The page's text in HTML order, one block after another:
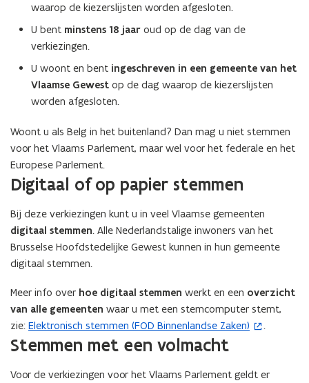
waarop de kiezerslijsten worden afgesloten.
U bent minstens 18 jaar oud op de dag van de
verkiezingen.
U woont en bent ingeschreven in een gemeente van het
Vlaamse Gewest op de dag waarop de kiezerslijsten
worden afgesloten.
Woont u als Belg in het buitenland? Dan mag u niet stemmen
voor het Vlaams Parlement, maar wel voor het federale en het
Europese Parlement.​​​​​​
Digitaal of op papier stemmen
Bij deze verkiezingen kunt u in veel Vlaamse gemeenten
digitaal stemmen. Alle Nederlandstalige inwoners van het
Brusselse Hoofdstedelijke Gewest kunnen in hun gemeente
digitaal stemmen.
Meer info over hoe digitaal stemmen werkt en een overzicht
van alle gemeenten waar u met een stemcomputer stemt,
zie: Elektronisch stemmen (FOD Binnenlandse Zaken)
(
o
e
.
Stemmen met een volmacht
Voor de verkiezingen voor het Vlaams Parlement geldt er